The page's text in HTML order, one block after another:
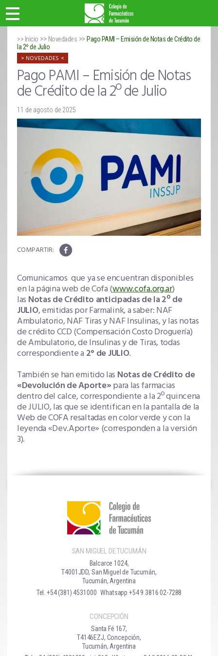
>> Inicio >> Novedades >> Pago PAMI – Emisión de Notas de Crédito de
la 2º de Julio
NOVEDADES
Pago PAMI – Emisión de Notas
de Crédito de la 2º de Julio
11 de agosto de 2025
Comunicamos que ya se encuentran disponibles
en la página web de Cofa (www.cofa.org.ar)
las Notas de Crédito anticipadas de la 2º de
JULIO, emitidas por Farmalink, a saber: NAF
Ambulatorio, NAF Tiras y NAF Insulinas, y las notas
de crédito CCD (Compensación Costo Droguería)
de Ambulatorio, de Insulinas y de Tiras, todas
correspondiente a 2° de JULIO.
También se han emitido las Notas de Crédito de
«Devolución de Aporte»para las farmacias
dentro del calce, correspondiente a la 2º quincena
de JULIO, las que se identifican en la pantalla de la
Web de COFA resaltadas en color verde y con la
leyenda «Dev.Aporte» (corresponden a la versión
3).
SAN MIGUEL DE TUCUMÁN
Balcarce 1024,
T4001JDD, San Miguel de Tucumán,
Tucumán, Argentina
Tel. +54 (381) 4531000 Whatsapp +54 9 3816 02-7288
CONCEPCIÓN
Santa Fé 167,
T4146EZJ, Concepción,
Tucumán, Argentina